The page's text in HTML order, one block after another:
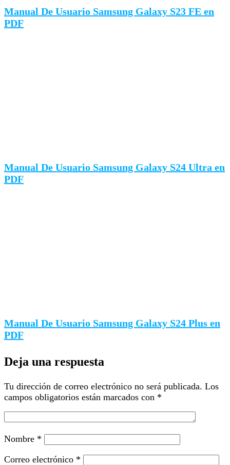
Manual De Usuario Samsung Galaxy S23 FE en
PDF
Manual De Usuario Samsung Galaxy S24 Ultra en
PDF
Manual De Usuario Samsung Galaxy S24 Plus en
PDF
Deja una respuesta
Tu dirección de correo electrónico no será publicada. Los
campos obligatorios están marcados con *
Nombre *
Correo electrónico *